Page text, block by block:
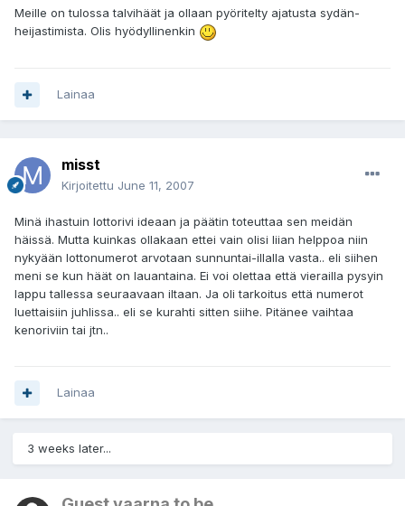
Meille on tulossa talvihäät ja ollaan pyöritelty ajatusta sydän-
heijastimista. Olis hyödyllinenkin
Lainaa
misst
Kirjoitettu June 11, 2007
Minä ihastuin lottorivi ideaan ja päätin toteuttaa sen meidän
häissä. Mutta kuinkas ollakaan ettei vain olisi liian helppoa niin
nykyään lottonumerot arvotaan sunnuntai-illalla vasta.. eli siihen
meni se kun häät on lauantaina. Ei voi olettaa että vierailla pysyin
lappu tallessa seuraavaan iltaan. Ja oli tarkoitus että numerot
luettaisiin juhlissa.. eli se kurahti sitten siihe. Pitänee vaihtaa
kenoriviin tai jtn..
Lainaa
3 weeks later...